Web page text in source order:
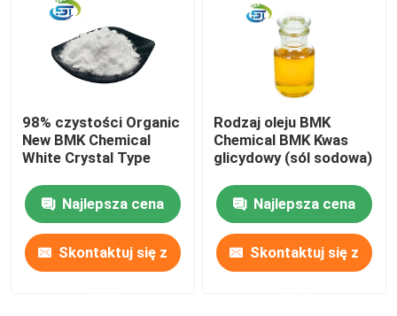
98% czystości Organic
New BMK Chemical
White Crystal Type
Najlepsza cena
Skontaktuj się z
Rodzaj oleju BMK
Chemical BMK Kwas
glicydowy (sól sodowa)
Najlepsza cena
Skontaktuj się z